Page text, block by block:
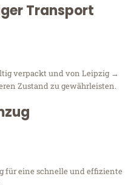
Transport
verpackt und von Leipzig →
Zustand zu gewährleisten.
für eine schnelle und effiziente